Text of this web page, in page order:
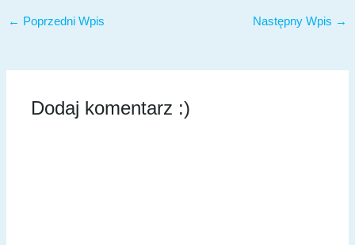
← Poprzedni Wpis Następny Wpis →
Dodaj komentarz :)